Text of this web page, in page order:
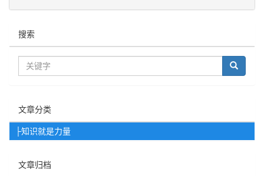
搜索
文章分类
├知识就是力量
文章归档